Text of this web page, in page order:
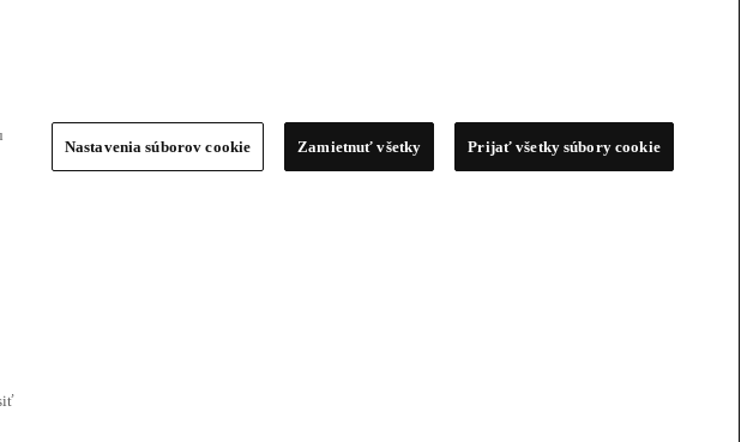
Nastavenia súborov cookie Zamietnuť všetky Prijať všetky súbory cookie